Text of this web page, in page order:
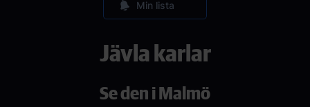
Min lista
Jävla karlar
Se den i Malmö